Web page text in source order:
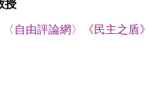
授
〈自由評論網〉《民主之盾》